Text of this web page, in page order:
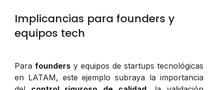
Implicancias para founders y
equipos tech
Para founders y equipos de startups tecnológicas
en LATAM, este ejemplo subraya la importancia